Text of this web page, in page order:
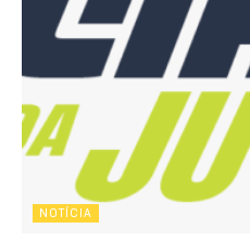
NOTÍCIA